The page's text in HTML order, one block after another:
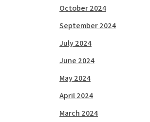
October 2024
September 2024
July 2024
June 2024
May 2024
April 2024
March 2024